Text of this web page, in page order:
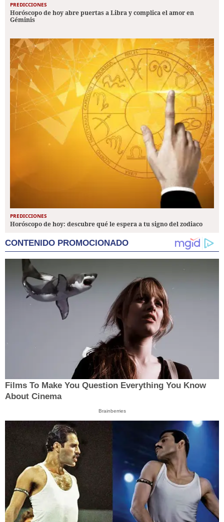
PREDICCIONES
Horóscopo de hoy abre puertas a Libra y complica el amor en
Géminis
PREDICCIONES
Horóscopo de hoy: descubre qué le espera a tu signo del zodiaco
CONTENIDO PROMOCIONADO
Films To Make You Question Everything You Know
About Cinema
Brainberries